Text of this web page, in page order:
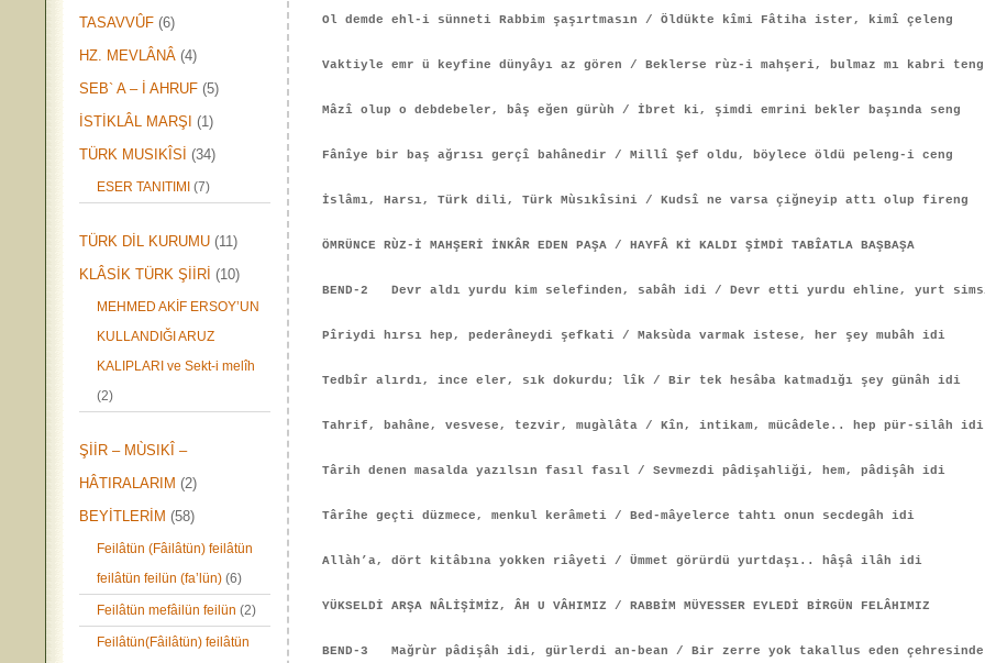
TASAVVÛF (6)
HZ. MEVLÂNÂ (4)
SEB` A – İ AHRUF (5)
İSTİKLÂL MARŞI (1)
TÜRK MUSIKÎSİ (34)
ESER TANITIMI (7)
TÜRK DİL KURUMU (11)
KLÂSİK TÜRK ŞİİRİ (10)
MEHMED AKİF ERSOY’UN
KULLANDIĞI ARUZ
KALIPLARI ve Sekt-i melîh
(2)
ŞİİR – MÙSIKÎ –
HÂTIRALARIM (2)
BEYİTLERİM (58)
Feilâtün (Fâilâtün) feilâtün
feilâtün feilün (fa’lün) (6)
Feilâtün mefâilün feilün (2)
Feilâtün(Fâilâtün) feilâtün
Ol demde ehl-i sünneti Rabbim şaşırtmasın / Öldükte kîmi Fâtiha ister, kimî çeleng
Vaktiyle emr ü keyfine dünyâyı az gören / Beklerse rùz-i mahşeri, bulmaz mı kabri teng
Mâzî olup o debdebeler, bâş eğen gürùh / İbret ki, şimdi emrini bekler başında seng
Fânîye bir baş ağrısı gerçî bahânedir / Millî Şef oldu, böylece öldü peleng-i ceng
İslâmı, Harsı, Türk dili, Türk Mùsıkîsini / Kudsî ne varsa çiğneyip attı olup fireng
ÖMRÜNCE RÙZ-İ MAHŞERİ İNKÂR EDEN PAŞA / HAYFÂ Kİ KALDI ŞİMDİ TABÎATLA BAŞBAŞA
BEND-2 Devr aldı yurdu kim selefinden, sabâh idi / Devr etti yurdu ehline, yurt
Pîriydi hırsı hep, pederâneydi şefkati / Maksùda varmak istese, her şey mubâh idi
Tedbîr alırdı, ince eler, sık dokurdu; lîk / Bir tek hesâba katmadığı şey günâh idi
Tahrif, bahâne, vesvese, tezvir, mugàlâta / Kîn, intikam, mücâdele.. hep pür-silâh idi
Târih denen masalda yazılsın fasıl fasıl / Sevmezdi pâdişahliği, hem, pâdişâh idi
Târîhe geçti düzmece, menkul kerâmeti / Bed-mâyelerce tahtı onun secdegâh idi
Allàh’a, dört kitâbına yokken riâyeti / Ümmet görürdü yurtdaşı.. hâşâ ilâh idi
YÜKSELDİ ARŞA NÂLİŞİMİZ, ÂH U VÂHIMIZ / RABBİM MÜYESSER EYLEDİ BİRGÜN FELÂHIMIZ
BEND-3 Mağrùr pâdişâh idi, gürlerdi an-bean / Bir zerre yok takallus eden çehresinde